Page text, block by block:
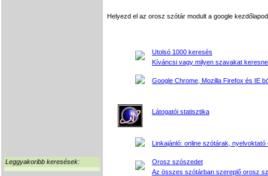
Leggyakoribb keresések:
Helyezd el az orosz szótár modult a google
Utolsó 1000 keresés
Kíváncsi vagy milyen szavakat
Google Chrome, Mozilla Firefox és IE
Látogatói statisztika
Linkajánló: online szótárak, nyelvoktató
Orosz szószedet
Az összes szótárban szereplő orosz